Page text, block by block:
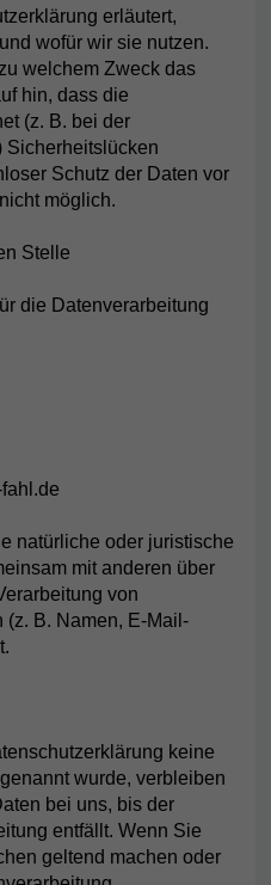
erläutert,
wofür wir sie nutzen.
welchem Zweck das
hin, dass die
(z. B. bei der
Sicherheitslücken
Schutz der Daten vor
möglich.
Stelle
die Datenverarbeitung
natürliche oder juristische
mit anderen über
von
B. Namen, E-Mail-
keine
wurde, verbleiben
bei uns, bis der
entfällt. Wenn Sie
geltend machen oder